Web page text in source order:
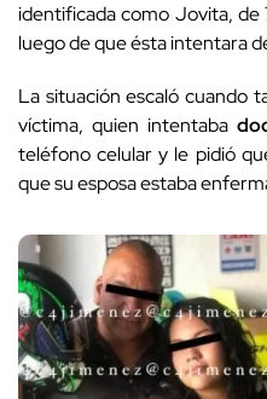
identificada como Jovita, de
luego de que ésta intentara
La situación escaló cuando
víctima, quien intentaba
teléfono celular y le pidió
que su esposa estaba